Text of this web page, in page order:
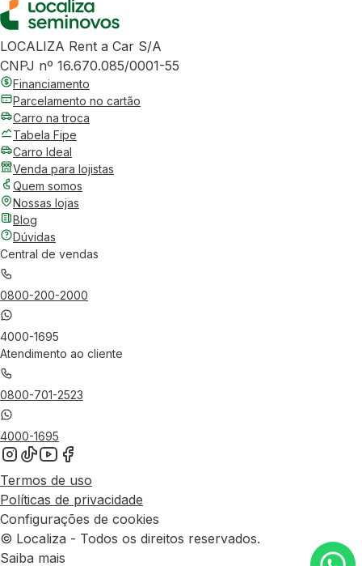
LOCALIZA Rent a Car S/A
CNPJ nº 16.670.085/0001-55
Financiamento
Parcelamento no cartão
Carro na troca
Tabela Fipe
Carro Ideal
Venda para lojistas
Quem somos
Nossas lojas
Blog
Dúvidas
Central de vendas
0800-200-2000
4000-1695
Atendimento ao cliente
0800-701-2523
4000-1695
Termos de uso
Políticas de privacidade
Configurações de cookies
© Localiza - Todos os direitos reservados.
Saiba mais